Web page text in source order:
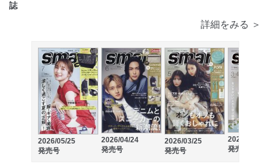
誌
詳細をみる ＞
2026/05/25
発売号
2026/04/24
発売号
2026/03/25
発売号
2026/01/23
発売号